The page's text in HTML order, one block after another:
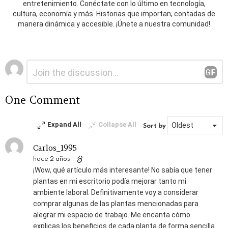
entretenimiento. Conéctate con lo último en tecnología,
cultura, economía y más. Historias que importan, contadas de
manera dinámica y accesible. ¡Únete a nuestra comunidad!
Deja
una
One Comment
Expand All Collapse All Sort by
Carlos_1995
hace 2 años
¡Wow, qué artículo más interesante! No sabía que tener
plantas en mi escritorio podía mejorar tanto mi
ambiente laboral. Definitivamente voy a considerar
comprar algunas de las plantas mencionadas para
alegrar mi espacio de trabajo. Me encanta cómo
explicas los beneficios de cada planta de forma sencilla